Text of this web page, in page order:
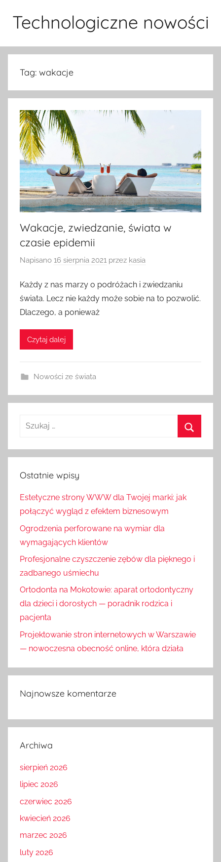
Technologiczne nowości
Tag: wakacje
Wakacje, zwiedzanie, świata w
czasie epidemii
Napisano 16 sierpnia 2021 przez kasia
Każdy z nas marzy o podróżach i zwiedzaniu
świata. Lecz nie każdy może sobie na to pozwolić.
Dlaczego, a ponieważ
Czytaj dalej
Nowości ze świata
Ostatnie wpisy
Estetyczne strony WWW dla Twojej marki: jak
połączyć wygląd z efektem biznesowym
Ogrodzenia perforowane na wymiar dla
wymagających klientów
Profesjonalne czyszczenie zębów dla pięknego i
zadbanego uśmiechu
Ortodonta na Mokotowie: aparat ortodontyczny
dla dzieci i dorosłych — poradnik rodzica i
pacjenta
Projektowanie stron internetowych w Warszawie
— nowoczesna obecność online, która działa
Najnowsze komentarze
Archiwa
sierpień 2026
lipiec 2026
czerwiec 2026
kwiecień 2026
marzec 2026
luty 2026